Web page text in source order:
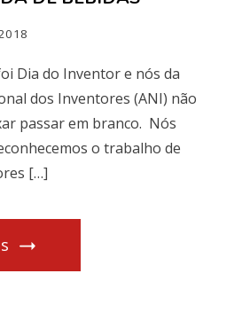
Dia do Inventor e nós da
dos Inventores (ANI) não
passar em branco. Nós
o trabalho de
[…]